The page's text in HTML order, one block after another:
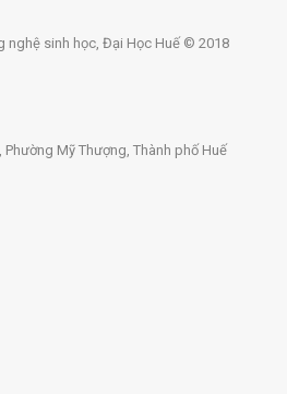
nghệ sinh học, Đại Học Huế © 2018
Mỹ Thượng, Thành phố Huế